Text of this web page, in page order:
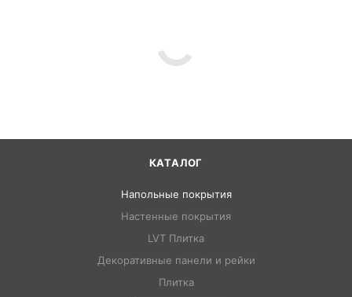
КАТАЛОГ
Напольные покрытия
Настенные покрытия
LVT Плитка
Декоративные панели и рейки
Плитка